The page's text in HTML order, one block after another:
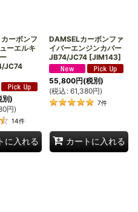
ーボンフ
ーエルキ
JC74
別)
円)
14件
に入れる
DAMSELカーボンファ
イバーエンジンカバー
JB74/JC74 [JIM143]
55,800円(税別)
(税込 : 61,380円)
7件
カートに入れる